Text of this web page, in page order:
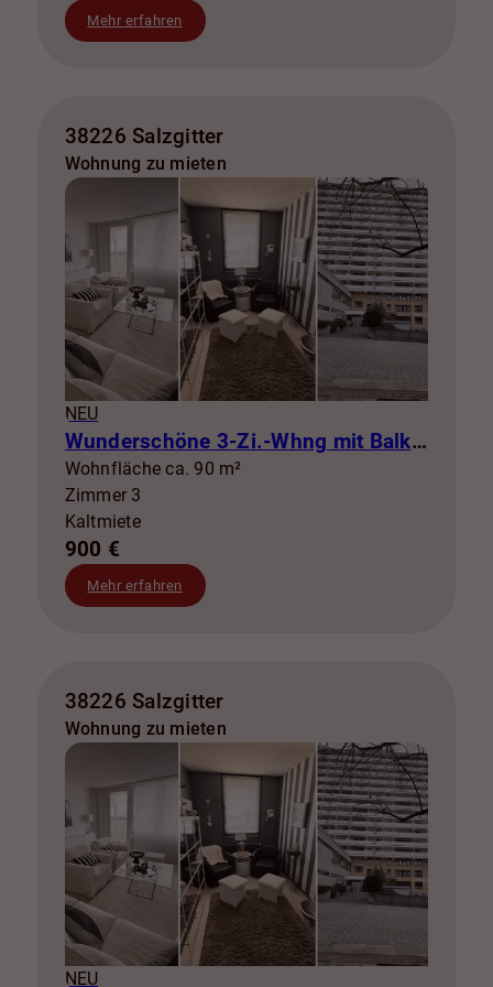
Mehr erfahren
38226 Salzgitter
Wohnung zu mieten
NEU
Wunderschöne 3-Zi.-Whng mit Balkon zur Miete! SZ-Lebenstedt
Wohnfläche ca. 90 m²
Zimmer 3
Kaltmiete
900 €
Mehr erfahren
38226 Salzgitter
Wohnung zu mieten
NEU